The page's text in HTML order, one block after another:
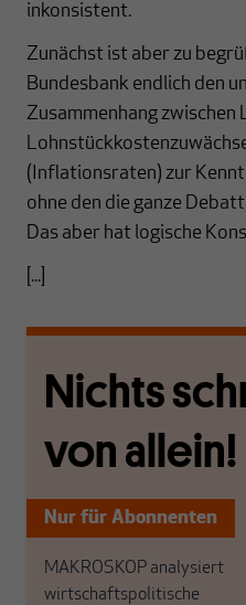
inkonsistent.
Zunächst ist aber zu
Bundesbank endlich den
Zusammenhang zwischen
(Inflationsraten) zur
ohne den die ganze
Das aber hat logische
[...]
Nichts
von allein!
Nur für Abonnenten
MAKROSKOP analysiert
wirtschaftspolitische